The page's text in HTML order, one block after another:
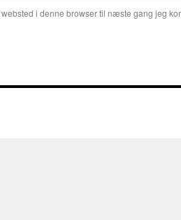
i denne browser til næste gang jeg